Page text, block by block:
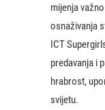
mijenja
osnaživanja
ICT
predavanja i
hrabrost,
svijetu.